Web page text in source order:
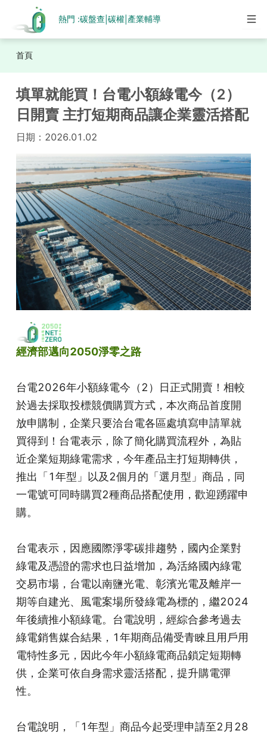
熱門 :碳盤查 碳權| 產業輔導
首頁
填單就能買！台電小額綠電今（2）
日開賣 主打短期商品讓企業靈活搭配
日期： 2026.01.02
經濟部邁向2050淨零之路
台電2026年小額綠電今（2）日正式開賣！相較
於過去採取投標競價購買方式，本次商品首度開
放申購制，企業只要洽台電各區處填寫申請單就
買得到！台電表示，除了簡化購買流程外，為貼
近企業短期綠電需求，今年產品主打短期轉供，
推出「1年型」以及2個月的「選月型」商品，同
一電號可同時購買2種商品搭配使用，歡迎踴躍申
購。
台電表示，因應國際淨零碳排趨勢，國內企業對
綠電及憑證的需求也日益增加，為活絡國內綠電
交易市場，台電以南鹽光電、彰濱光電及離岸一
期等自建光、風電案場所發綠電為標的，繼2024
年後續推小額綠電。台電說明，經綜合參考過去
綠電銷售媒合結果，1年期商品備受青睞且用戶用
電特性多元，因此今年小額綠電商品鎖定短期轉
供，企業可依自身需求靈活搭配，提升購電彈
性。
台電說明，「1年型」商品今起受理申請至2月28